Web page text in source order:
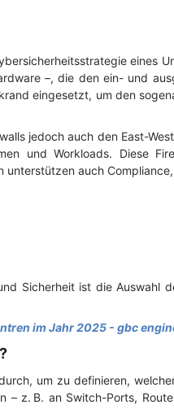
eines
–, die den ein- und
eingesetzt, um den
jedoch auch den East-
und Workloads. Diese
auch
Sicherheit ist die Auswahl
im Jahr 2025 - gbc
um zu definieren,
– z. B. an Switch-Ports,